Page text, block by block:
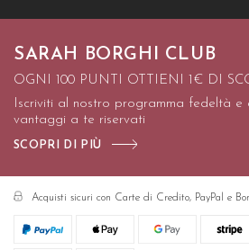
SARAH BORGHI CLUB
OGNI 100 PUNTI OTTIENI 1€ DI
Iscriviti al nostro programma fedeltà
vantaggi a te riservati
SCOPRI DI PIÙ
Acquisti sicuri con Carte di Credito, PayPal e